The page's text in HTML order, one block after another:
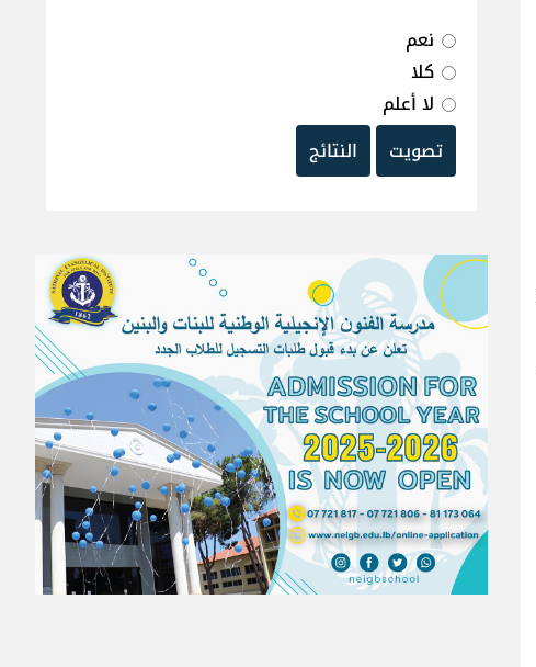
نعم
كلا
لا أعلم
تصويت
النتائج